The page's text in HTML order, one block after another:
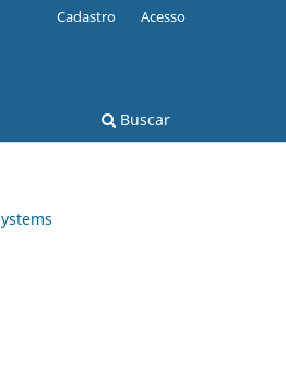
Buscar
Cadastro Acesso